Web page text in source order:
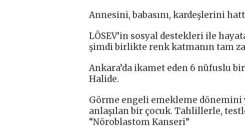
Annesini, babasını, kardeşlerini
LÖSEV’in sosyal destekleri ile
şimdi birlikte renk katmanın tam
Ankara’da ikamet eden 6 nüfuslu
Halide.
Görme engeli emekleme dönemini
anlaşılan bir çocuk. Tahlillerle,
“Nöroblastom Kanseri”